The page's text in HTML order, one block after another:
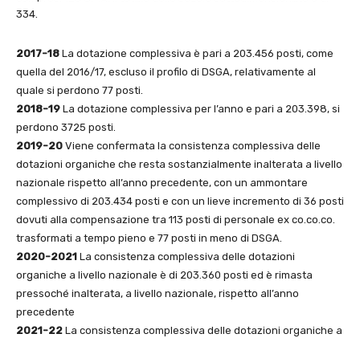
334.
2017-18 La dotazione complessiva è pari a 203.456 posti, come
quella del 2016/17, escluso il profilo di DSGA, relativamente al
quale si perdono 77 posti.
2018-19 La dotazione complessiva per l’anno e pari a 203.398, si
perdono 3725 posti.
2019-20 Viene confermata la consistenza complessiva delle
dotazioni organiche che resta sostanzialmente inalterata a livello
nazionale rispetto all’anno precedente, con un ammontare
complessivo di 203.434 posti e con un lieve incremento di 36 posti
dovuti alla compensazione tra 113 posti di personale ex co.co.co.
trasformati a tempo pieno e 77 posti in meno di DSGA.
2020-2021 La consistenza complessiva delle dotazioni
organiche a livello nazionale è di 203.360 posti ed è rimasta
pressoché inalterata, a livello nazionale, rispetto all’anno
precedente
2021-22 La consistenza complessiva delle dotazioni organiche a